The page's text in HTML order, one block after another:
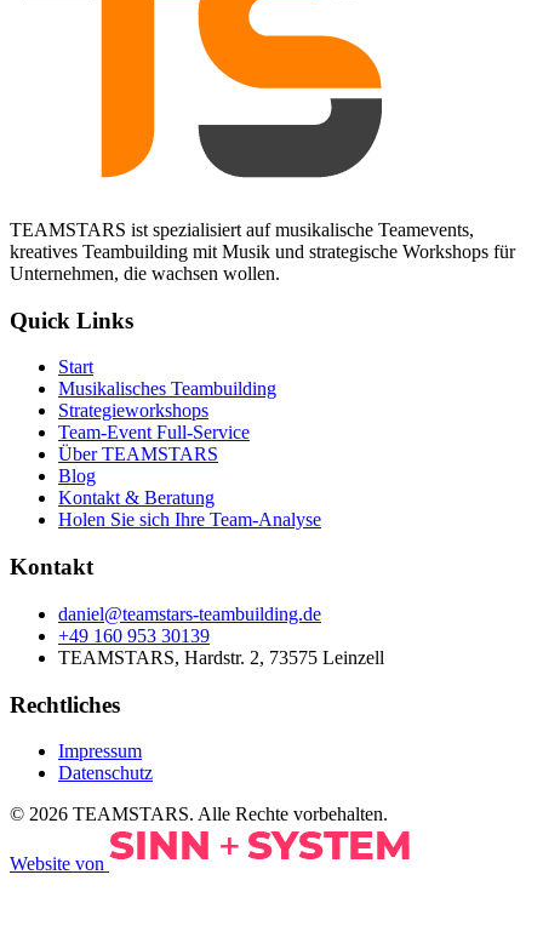
TEAMSTARS ist spezialisiert auf musikalische Teamevents,
kreatives Teambuilding mit Musik und strategische Workshops für
Unternehmen, die wachsen wollen.
Quick Links
Start
Musikalisches Teambuilding
Strategieworkshops
Team‑Event Full‑Service
Über TEAMSTARS
Blog
Kontakt & Beratung
Holen Sie sich Ihre Team-Analyse
Kontakt
daniel@teamstars-teambuilding.de
+49 160 953 30139
TEAMSTARS, Hardstr. 2, 73575 Leinzell
Rechtliches
Impressum
Datenschutz
© 2026 TEAMSTARS. Alle Rechte vorbehalten.
Website von